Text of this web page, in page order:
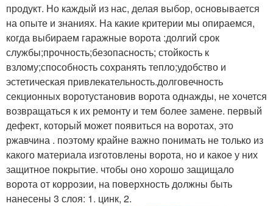
продукт. Но каждый из нас, делая выбор, основывается
на опыте и знаниях. На какие критерии мы опираемся,
когда выбираем гаражные ворота :долгий срок
службы;прочность;безопасность; стойкость к
взлому;способность сохранять тепло;удобство и
эстетическая привлекательность.долговечность
секционных воротустановив ворота однажды, не хочется
возвращаться к их ремонту и тем более замене. первый
дефект, который может появиться на воротах, это
ржавчина . поэтому крайне важно понимать не только из
какого материала изготовлены ворота, но и какое у них
защитное покрытие. чтобы оно хорошо защищало
ворота от коррозии, на поверхность должны быть
нанесены 3 слоя: 1. цинк, 2.